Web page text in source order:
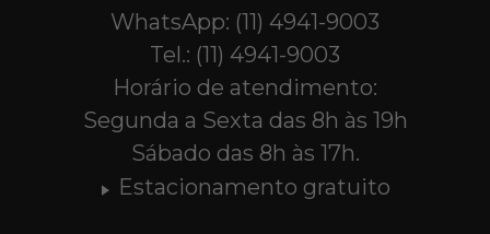
WhatsApp: (11) 4941-9003
Tel.: (11) 4941-9003
Horário de atendimento:
Segunda a Sexta das 8h às 19h
Sábado das 8h às 17h.
Estacionamento gratuito